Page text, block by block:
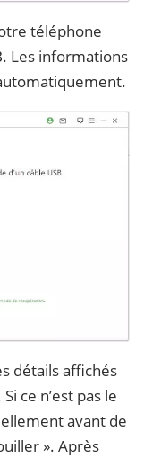
téléphone
Les informations
détails affichés
ce n’est pas le
avant de
». Après